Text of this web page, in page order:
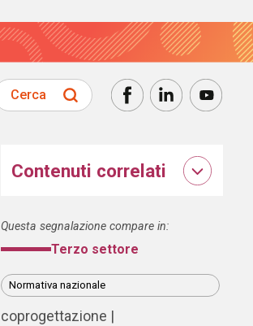
Cerca
Contenuti correlati
Questa segnalazione compare in:
Terzo settore
Normativa nazionale
coprogettazione